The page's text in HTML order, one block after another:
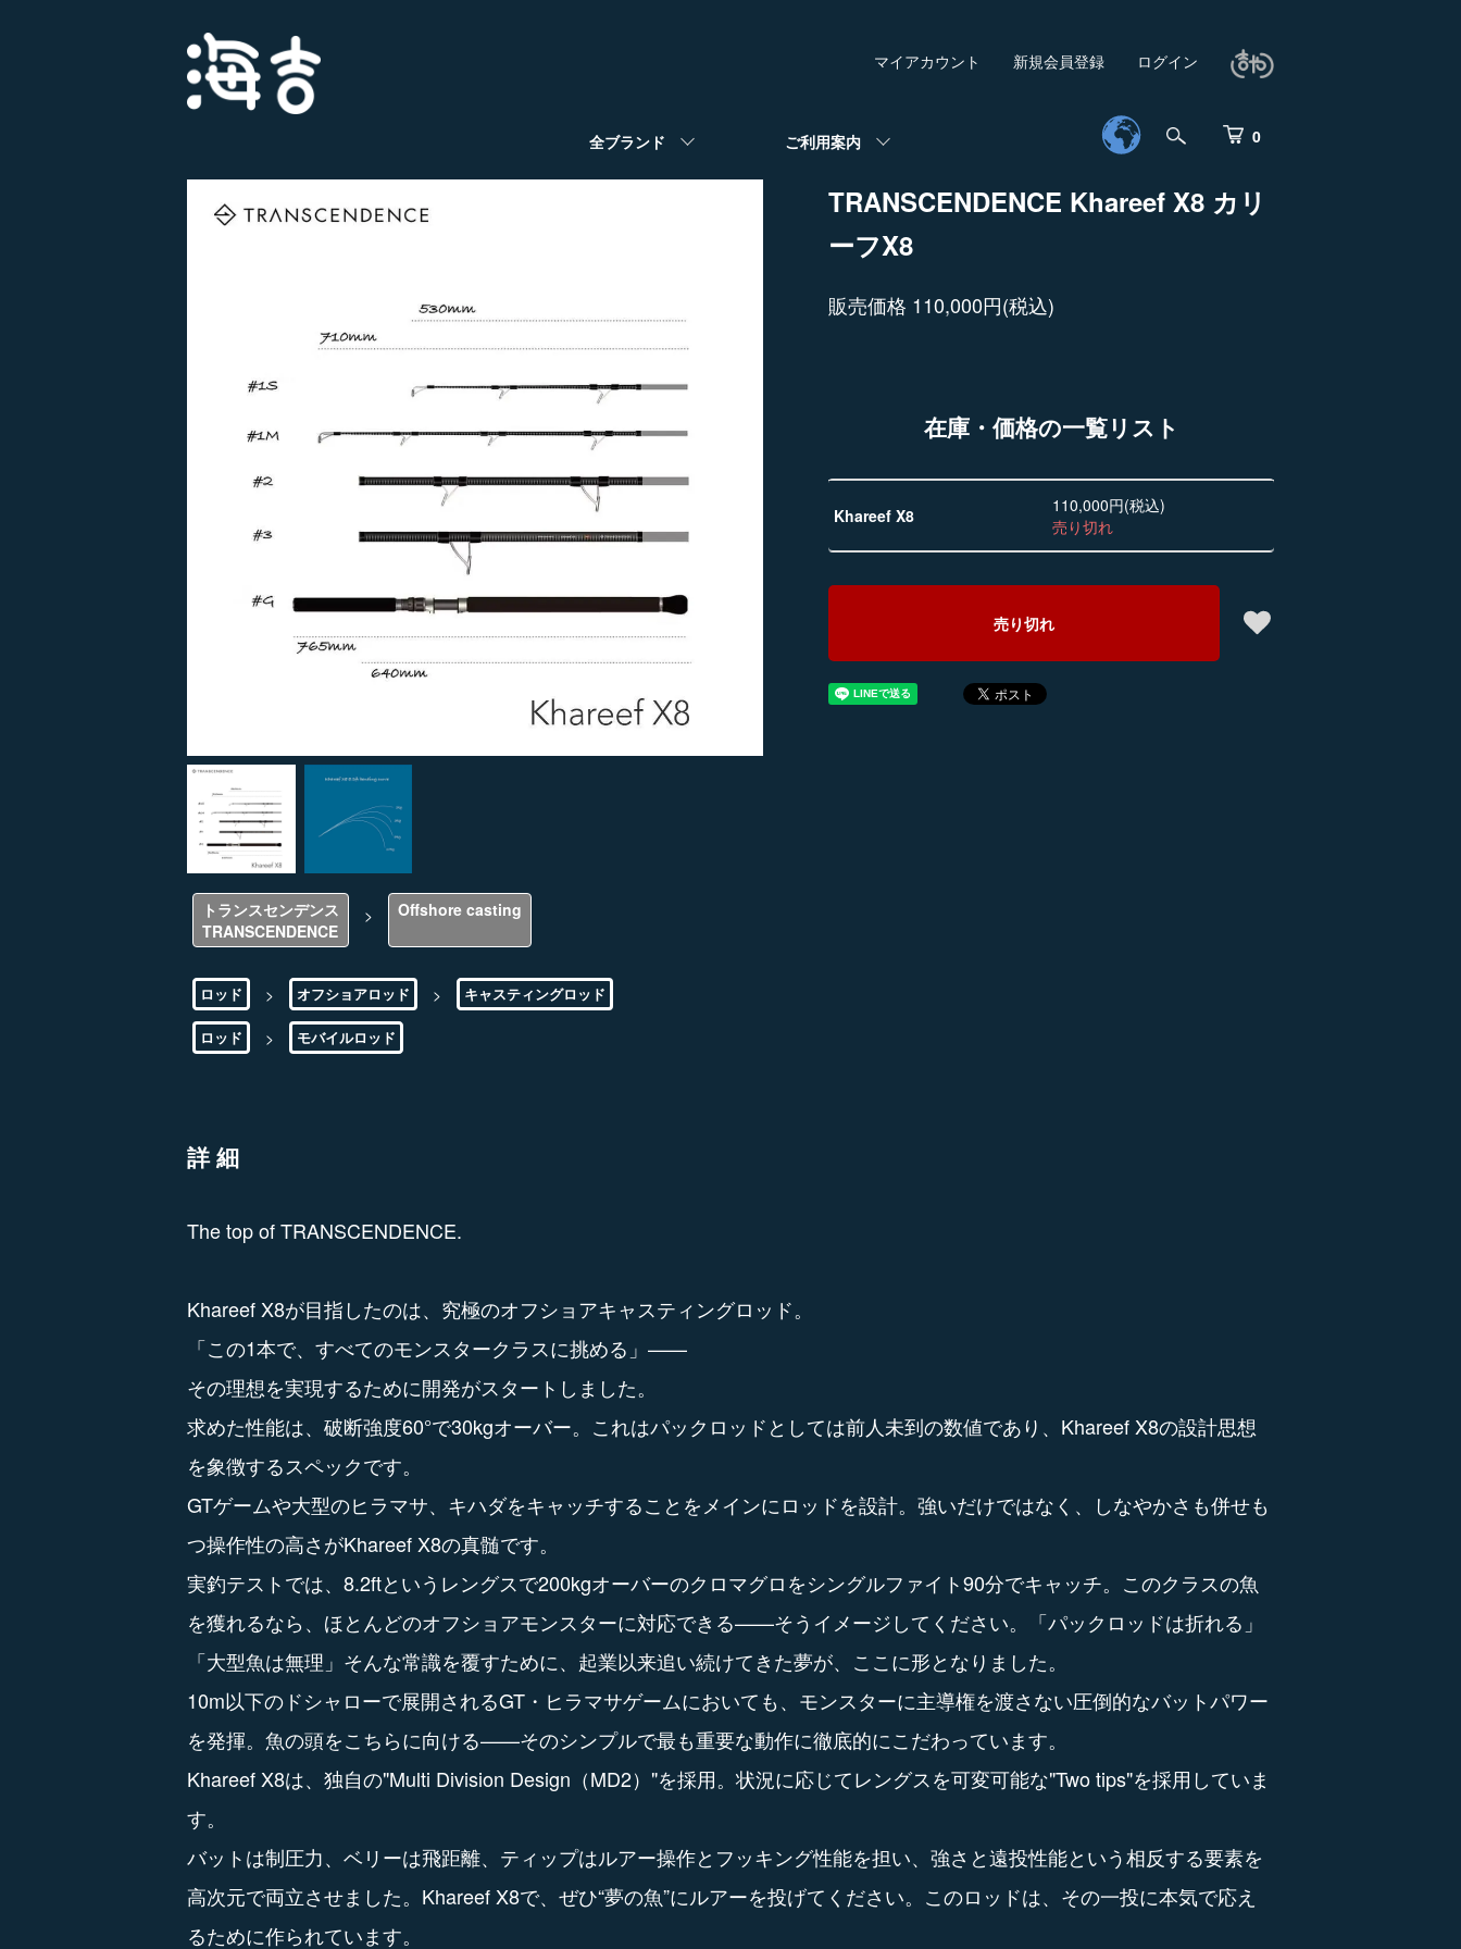
0
全ブランド ご利用案内
マイアカウント 新規会員登録 ログイン
トランスセンデンス
TRANSCENDENCE
> Offshore casting
ロッド > オフショアロッド > キャスティングロッド
ロッド > モバイルロッド
TRANSCENDENCE Khareef X8 カリ
ーフX8
販売価格 110,000円(税込)
在庫・価格の一覧リスト
Khareef X8
110,000円(税込)
売り切れ
売り切れ
詳細
The top of TRANSCENDENCE.
Khareef X8が目指したのは、究極のオフショアキャスティングロッド。
「この1本で、すべてのモンスタークラスに挑める」——
その理想を実現するために開発がスタートしました。
求めた性能は、破断強度60°で30kgオーバー。これはパックロッドとしては前人未到の数値であり、Khareef X8の設計思想
を象徴するスペックです。
​​GTゲームや大型のヒラマサ、キハダをキャッチすることをメインにロッドを設計。強いだけではなく、しなやかさも併せも
つ操作性の高さがKhareef X8の真髄です。
実釣テストでは、8.2ftというレングスで200kgオーバーのクロマグロをシングルファイト90分でキャッチ。このクラスの魚
を獲れるなら、ほとんどのオフショアモンスターに対応できる——そうイメージしてください。「パックロッドは折れる」
「大型魚は無理」そんな常識を覆すために、起業以来追い続けてきた夢が、ここに形となりました。
10m以下のドシャローで展開されるGT・ヒラマサゲームにおいても、モンスターに主導権を渡さない圧倒的なバットパワー
を発揮。魚の頭をこちらに向ける——そのシンプルで最も重要な動作に徹底的にこだわっています。
Khareef X8は、独自の"Multi Division Design（MD2）"を採用。状況に応じてレングスを可変可能な"Two tips"を採用していま
す。
バットは制圧力、ベリーは飛距離、ティップはルアー操作とフッキング性能を担い、強さと遠投性能という相反する要素を
高次元で両立させました。Khareef X8で、ぜひ“夢の魚”にルアーを投げてください。このロッドは、その一投に本気で応え
るために作られています。